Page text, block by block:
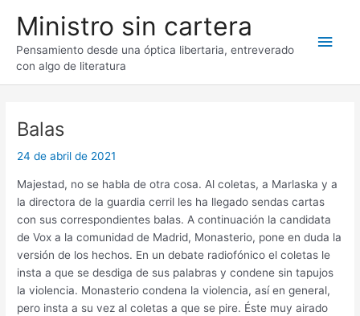
contenido
Ministro sin cartera
Pensamiento desde una óptica libertaria, entreverado
con algo de literatura
Balas
24 de abril de 2021
Majestad, no se habla de otra cosa. Al coletas, a Marlaska y a
la directora de la guardia cerril les ha llegado sendas cartas
con sus correspondientes balas. A continuación la candidata
de Vox a la comunidad de Madrid, Monasterio, pone en duda la
versión de los hechos. En un debate radiofónico el coletas le
insta a que se desdiga de sus palabras y condene sin tapujos
la violencia. Monasterio condena la violencia, así en general,
pero insta a su vez al coletas a que se pire. Éste muy airado